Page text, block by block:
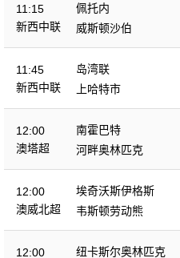
11:15
新西中联
佩托内
威斯顿沙伯
11:45
新西中联
岛湾联
上哈特市
12:00
澳塔超
南霍巴特
河畔奥林匹克
12:00
澳威北超
埃奇沃斯伊格斯
韦斯顿劳动熊
12:00
纽卡斯尔奥林匹克